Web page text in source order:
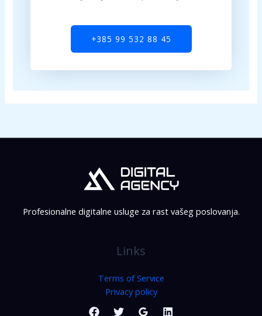
+385 99 532 88 45
Profesionalne digitalne usluge za rast vašeg poslovanja.
Links
Terms of Service
Privacy policy